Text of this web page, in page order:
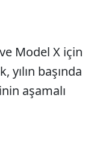
Model X için
başında
aşamalı